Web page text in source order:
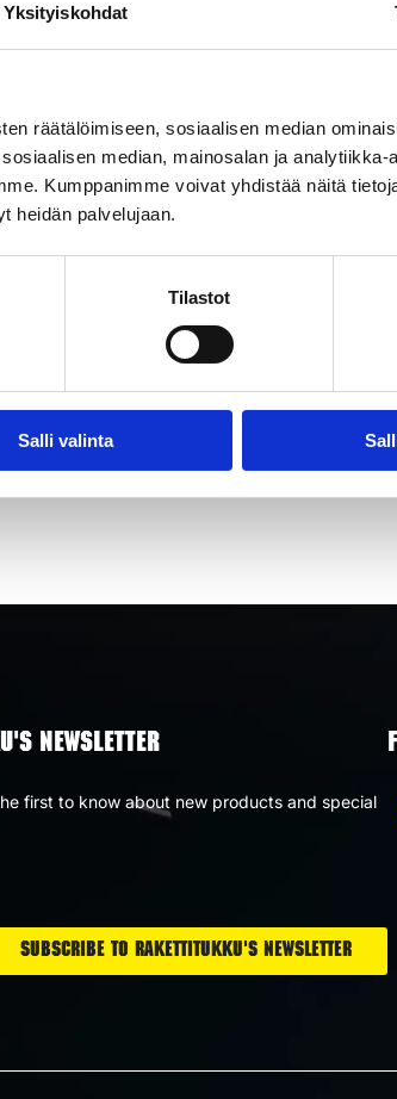
Yksityiskohdat
räätälöimiseen, sosiaalisen median
median, mainosalan ja analytiikka-
Kumppanimme voivat yhdistää näitä
heidän palvelujaan.
Tilastot
Salli valinta
NEWSLETTER
first to know about new products and special